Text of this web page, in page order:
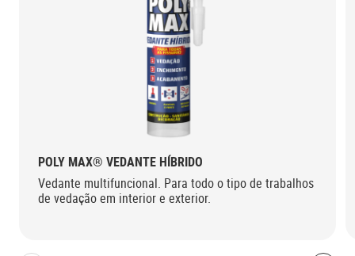
POLY MAX® VEDANTE HÍBRIDO
Vedante multifuncional. Para todo o tipo de trabalhos
de vedação em interior e exterior.